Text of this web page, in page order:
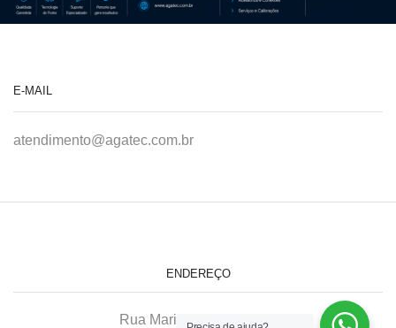
E-MAIL
atendimento@agatec.com.br
ENDEREÇO
Rua Maria Afonso, 166-A